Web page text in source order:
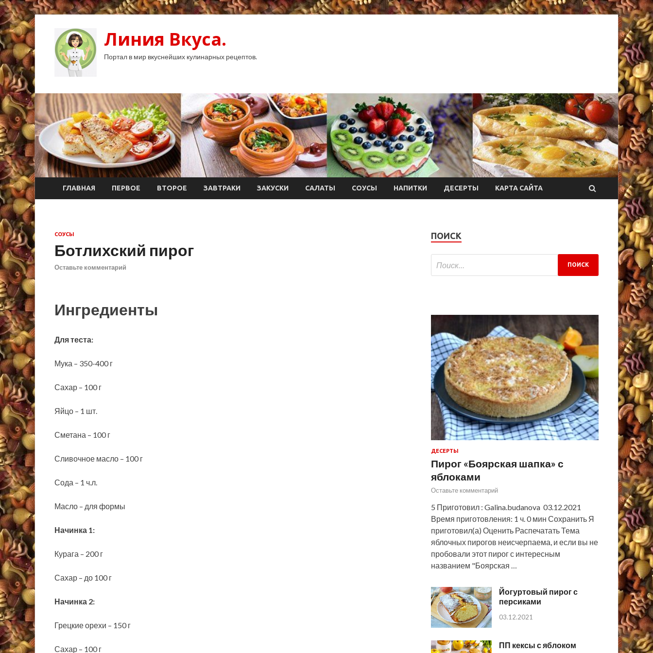
Линия Вкуса.
Портал в мир вкуснейших кулинарных рецептов.
ГЛАВНАЯ ПЕРВОЕ ВТОРОЕ ЗАВТРАКИ ЗАКУСКИ САЛАТЫ СОУСЫ НАПИТКИ ДЕСЕРТЫ КАРТА САЙТА
СОУСЫ
Ботлихский пирог
Оставьте комментарий
Ингредиенты
Для теста:
Мука – 350-400 г
Сахар – 100 г
Яйцо – 1 шт.
Сметана – 100 г
Сливочное масло – 100 г
Сода – 1 ч.л.
Масло – для формы
Начинка 1:
Курага – 200 г
Сахар – до 100 г
Начинка 2:
Грецкие орехи – 150 г
Сахар – 100 г
ПОИСК
ДЕСЕРТЫ
Пирог «Боярская шапка» с
яблоками
Оставьте комментарий
5 Приготовил : Galina.budanova 03.12.2021
Время приготовления: 1 ч. 0 мин Сохранить Я
приготовил(а) Оценить Распечатать Тема
яблочных пирогов неисчерпаема, и если вы не
пробовали этот пирог с интересным
названием "Боярская …
Йогуртовый пирог с
персиками
03.12.2021
ПП кексы с яблоком